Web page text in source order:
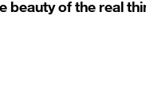
beauty of the real